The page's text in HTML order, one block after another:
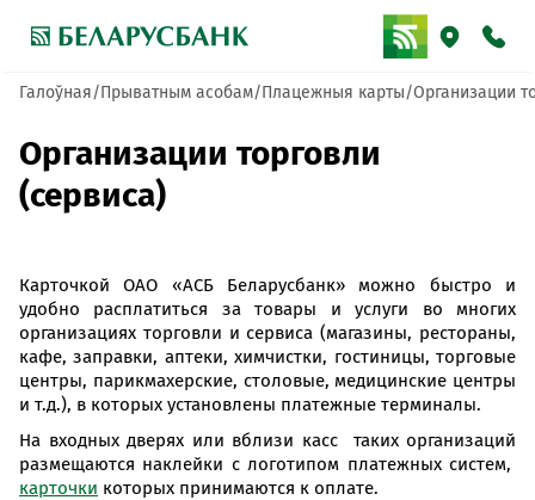
Галоўная Прыватным асобам Плацежныя карты Организации
Организации торговли
(сервиса)
Карточкой ОАО «АСБ Беларусбанк» можно быстро и
удобно расплатиться за товары и услуги во многих
организациях торговли и сервиса (магазины, рестораны,
кафе, заправки, аптеки, химчистки, гостиницы, торговые
центры, парикмахерские, столовые, медицинские центры
и т.д.), в которых установлены платежные терминалы.
На входных дверях или вблизи касс таких организаций
размещаются наклейки с логотипом платежных систем,
карточки которых принимаются к оплате.